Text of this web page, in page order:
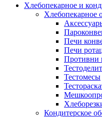
Хлебопекарное и
Хлебопекарное
Печи
Печи
Противни
Тестомесы
Кондитерское